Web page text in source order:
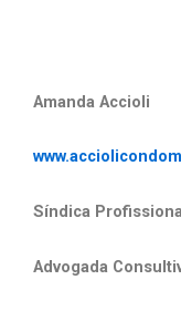
Amanda Accioli
Síndica
Advogada